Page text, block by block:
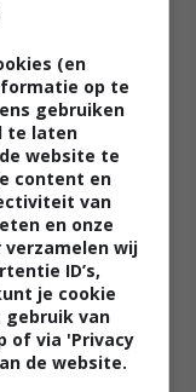
doordat
maanden,
echt wel
rondje
en
waren er
we
op onze
het netjes
(en
op te
gebruiken
te laten
website te
content en
van
en onze
wij
ID’s,
je cookie
van
of via 'Privacy
de website.